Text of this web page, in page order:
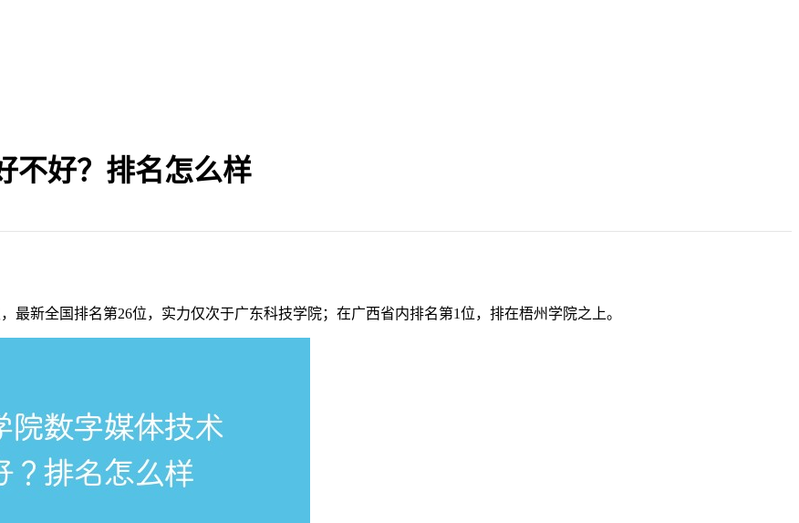
不好？排名怎么样
新全国排名第26位，实力仅次于广东科技学院；在广西省内排名第1位，排在梧州学院之上。